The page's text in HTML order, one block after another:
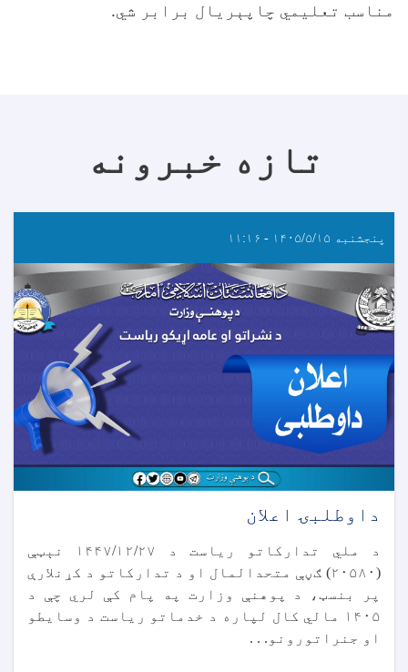
مناسب تعلیمي چاپېریال برابر شي.
تازه خبرونه
پنجشنبه ۱۴۰۵/۵/۱۵ - ۱۱:۱۶
داوطلبۍ اعلان
د ملي تدارکاتو ریاست د ۱۴۴۷/۱۲/۲۷ نېټې
(۲۰۵۸۰) ګڼې متحدالمال او د تدارکاتو د کړنلارې
پر بنسټ، د پوهنې وزارت په پام کې لري چې د
۱۴۰۵ مالي کال لپاره د خدماتو ریاست د وسایطو
او جنراتورونو. . .